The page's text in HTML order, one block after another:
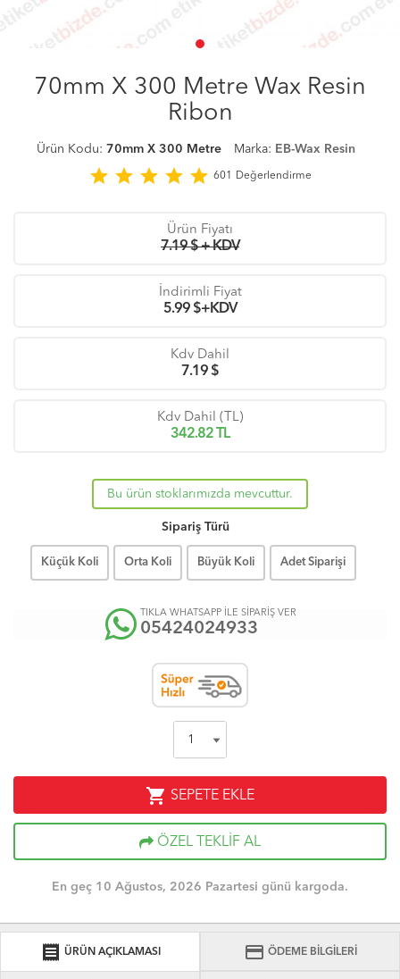
70mm X 300 Metre Wax Resin
Ribon
Ürün Kodu: 70mm X 300 Metre Marka: EB-Wax Resin
star star star star star 601 Değerlendirme
Ürün Fiyatı
7.19 $ + KDV
İndirimli Fiyat
5.99 $+KDV
Kdv Dahil
7.19 $
Kdv Dahil (TL)
342.82 TL
Bu ürün stoklarımızda mevcuttur.
Sipariş Türü
Küçük Koli Orta Koli Büyük Koli Adet Siparişi
TIKLA WHATSAPP İLE SİPARİŞ VER
05424024933
shopping_cart SEPETE EKLE
ÖZEL TEKLİF AL
En geç 10 Ağustos, 2026 Pazartesi günü kargoda.
receipt ÜRÜN AÇIKLAMASI credit_card ÖDEME BİLGİLERİ